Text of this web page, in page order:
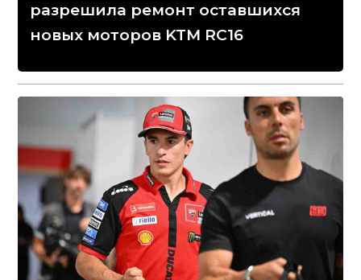
разрешила ремонт оставшихся
новых моторов KTM RC16